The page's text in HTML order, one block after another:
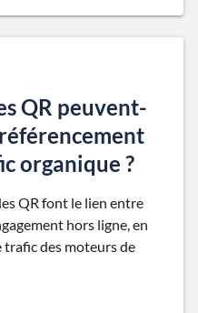
QR peuvent-
organique ?
QR font le lien entre
hors ligne, en
des moteurs de